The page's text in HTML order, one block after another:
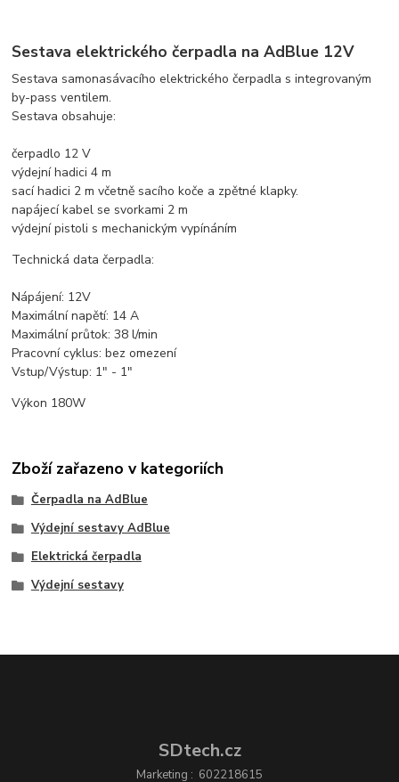
Sestava elektrického čerpadla na AdBlue 12V
Sestava samonasávacího elektrického čerpadla s integrovaným
by-pass ventilem.
Sestava obsahuje:
čerpadlo 12 V
výdejní hadici 4 m
sací hadici 2 m včetně sacího koče a zpětné klapky.
napájecí kabel se svorkami 2 m
výdejní pistoli s mechanickým vypínáním
Technická data čerpadla:
Nápájení: 12V
Maximální napětí: 14 A
Maximální průtok: 38 l/min
Pracovní cyklus: bez omezení
Vstup/Výstup: 1" - 1"
Výkon 180W
Zboží zařazeno v kategoriích
Čerpadla na AdBlue
Výdejní sestavy AdBlue
Elektrická čerpadla
Výdejní sestavy
SDtech.cz
Marketing : 602218615